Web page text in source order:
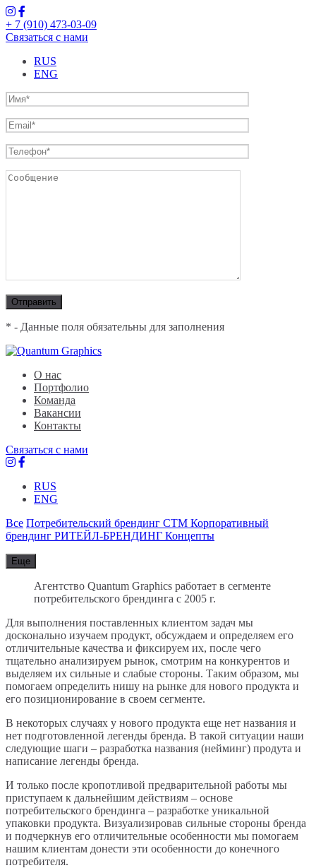
+ 7 (910) 473-03-09
Связаться с нами
RUS
ENG
* - Данные поля обязательны для заполнения
Quantum Graphics
Брендинговое агентство
О нас
Портфолио
Команда
Вакансии
Контакты
Связаться с нами
RUS
ENG
Все Потребительский брендинг СТМ Корпоративный
брендинг РИТЕЙЛ-БРЕНДИНГ Концепты
Еще
Агентство Quantum Graphics работает в сегменте
потребительского брендинга с 2005 г.
Для выполнения поставленных клиентом задач мы
досконально изучаем продукт, обсуждаем и определяем его
отличительные качества и фиксируем их, после чего
тщательно анализируем рынок, смотрим на конкурентов и
выделяем их сильные и слабые стороны. Таким образом, мы
помогаем определить нишу на рынке для нового продукта и
его позиционирование в своем сегменте.
В некоторых случаях у нового продукта еще нет названия и
нет подготовленной легенды бренда. В такой ситуации наши
следующие шаги – разработка названия (нейминг) продута и
написание легенды бренда.
И только после кропотливой предварительной работы мы
приступаем к дальнейшим действиям – основе
потребительского брендинга – разработке уникальной
упаковки продукта. Визуализировав сильные стороны бренда
и подчеркнув его отличительные особенности мы помогаем
нашим клиентам донести эти особенности до конечного
потребителя.